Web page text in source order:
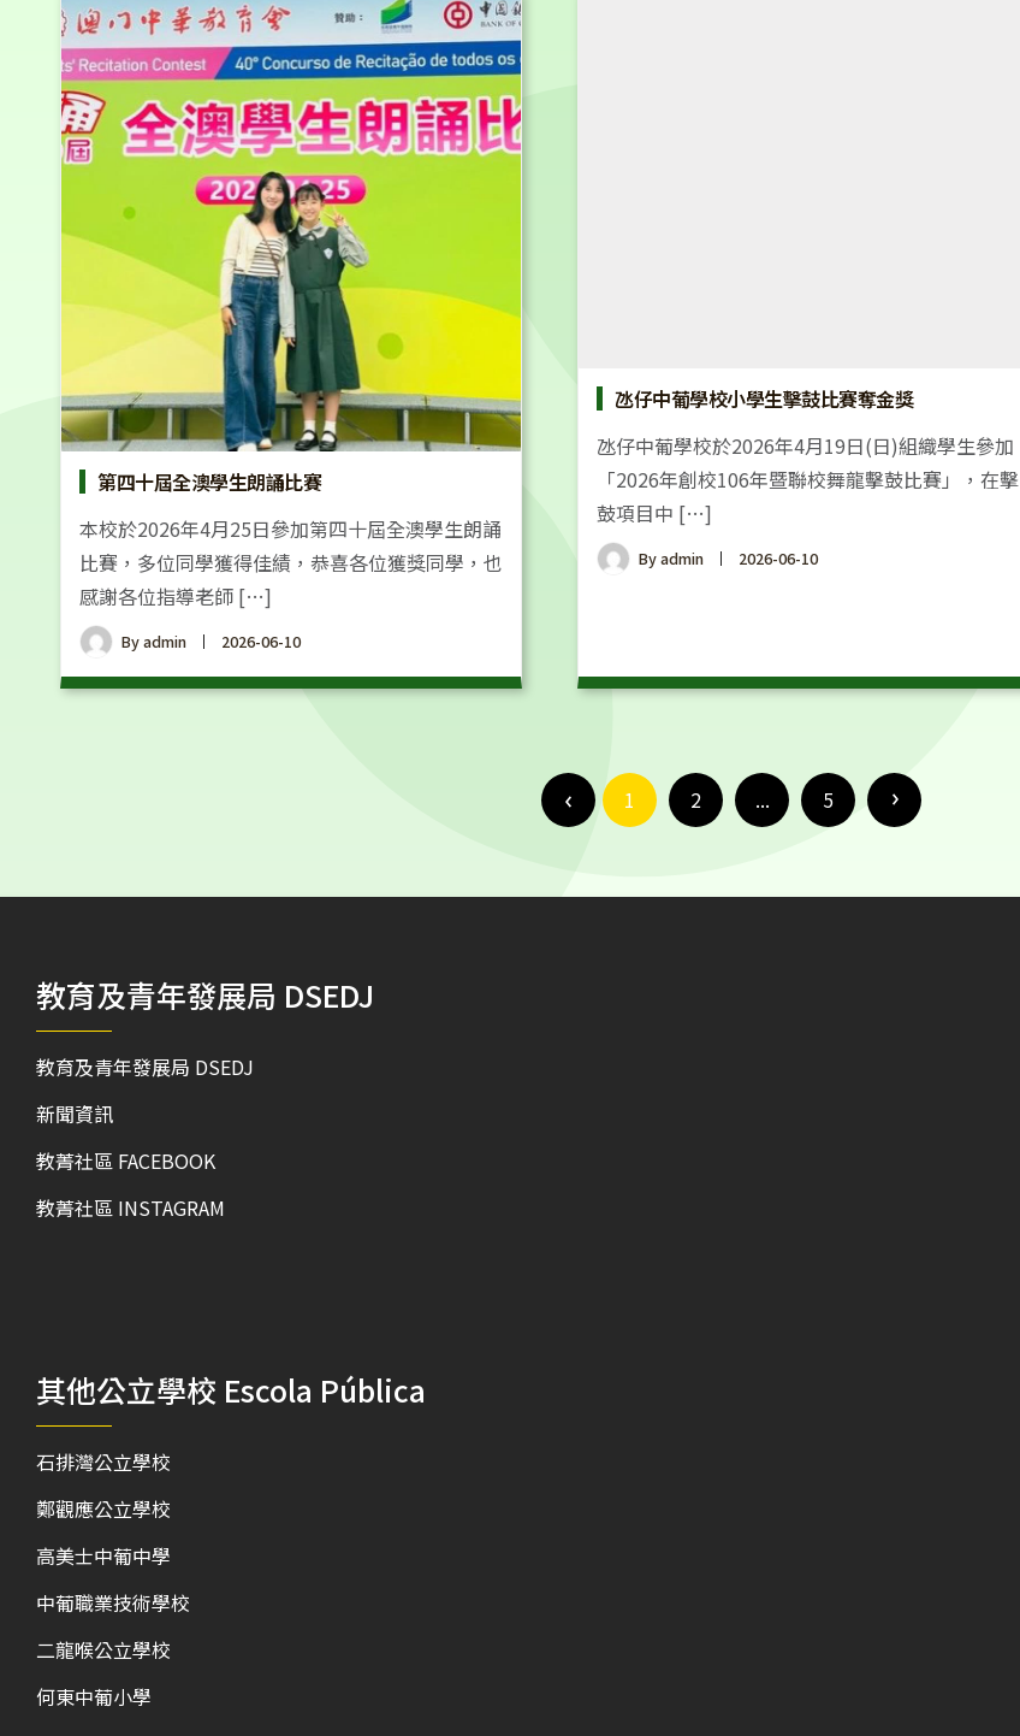
第四十屆全澳學生朗誦比賽
本校於2026年4月25日參加第四十屆全澳學生朗誦
比賽，多位同學獲得佳績，恭喜各位獲獎同學，也
感謝各位指導老師 […]
Byadmin 2026-06-10
氹仔中葡學校小學生擊鼓比賽奪金獎
氹仔中葡學校於2026年4月19日(日)組織學生參加
「2026年創校106年暨聯校舞龍擊鼓比賽」，在擊
鼓項目中 […]
Byadmin 2026-06-10
1 2 ... 5
教育及青年發展局 DSEDJ
教育及青年發展局 DSEDJ
新聞資訊
教菁社區 FACEBOOK
教菁社區 INSTAGRAM
其他公立學校 Escola Pública
石排灣公立學校
鄭觀應公立學校
高美士中葡中學
中葡職業技術學校
二龍喉公立學校
何東中葡小學